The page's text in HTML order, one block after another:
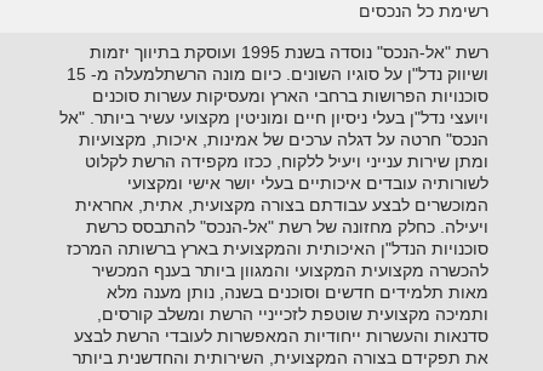
רשימת כל הנכסים
רשת "אל-הנכס" נוסדה בשנת 1995 ועוסקת בתיווך יזמות
ושיווק נדל"ן על סוגיו השונים. כיום מונה הרשתלמעלה מ- 15
סוכנויות הפרושות ברחבי הארץ ומעסיקות עשרות סוכנים
ויועצי נדל"ן בעלי ניסיון חיים ומוניטין מקצועי עשיר ביותר. "אל
הנכס" חרטה על דגלה ערכים של אמינות, איכות, מקצועיות
ומתן שירות ענייני ויעיל ללקוח, ככזו מקפידה הרשת לקלוט
לשורותיה עובדים איכותיים בעלי יושר אישי ומקצועי
המוכשרים לבצע עבודתם בצורה מקצועית, אתית, אחראית
ויעילה. כחלק מחזונה של רשת "אל-הנכס" להתבסס כרשת
סוכנויות הנדל"ן האיכותית והמקצועית בארץ ברשותה המרכז
להכשרה מקצועית המקצועי והמגוון ביותר בענף המכשיר
מאות תלמידים חדשים וסוכנים בשנה, נותן מענה מלא
ותמיכה מקצועית שוטפת לזכייניי הרשת ומשלב קורסים,
סדנאות והעשרות ייחודיות המאפשרות לעובדי הרשת לבצע
את תפקידם בצורה המקצועית, השירותית והחדשנית ביותר